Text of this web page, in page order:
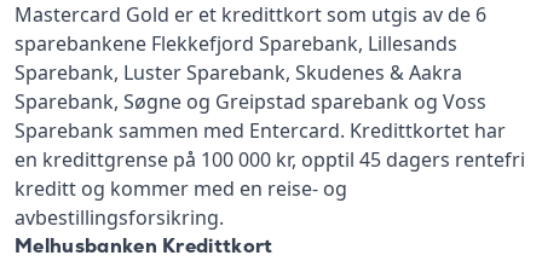
Mastercard Gold er et kredittkort som utgis av de 6
sparebankene Flekkefjord Sparebank, Lillesands
Sparebank, Luster Sparebank, Skudenes & Aakra
Sparebank, Søgne og Greipstad sparebank og Voss
Sparebank sammen med Entercard. Kredittkortet har
en kredittgrense på 100 000 kr, opptil 45 dagers rentefri
kreditt og kommer med en reise- og
avbestillingsforsikring.
Melhusbanken Kredittkort